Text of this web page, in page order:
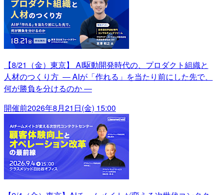
【8/21（金）東京】 AI駆動開発時代の、プロダクト組織と
人材のつくり方 ― AIが「作れる」を当たり前にした先で、
何が勝負を分けるのか ―
開催前2026年8月21日(金) 15:00